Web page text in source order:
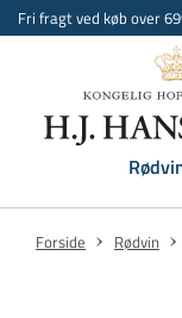
Fri fragt ved køb over
Forside Rødvin